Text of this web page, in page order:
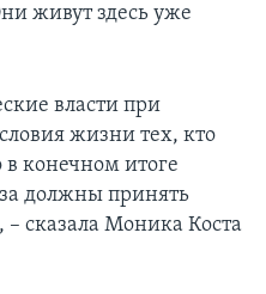
живут здесь уже
власти при
жизни тех, кто
в конечном итоге
должны принять
сказала Моника Коста